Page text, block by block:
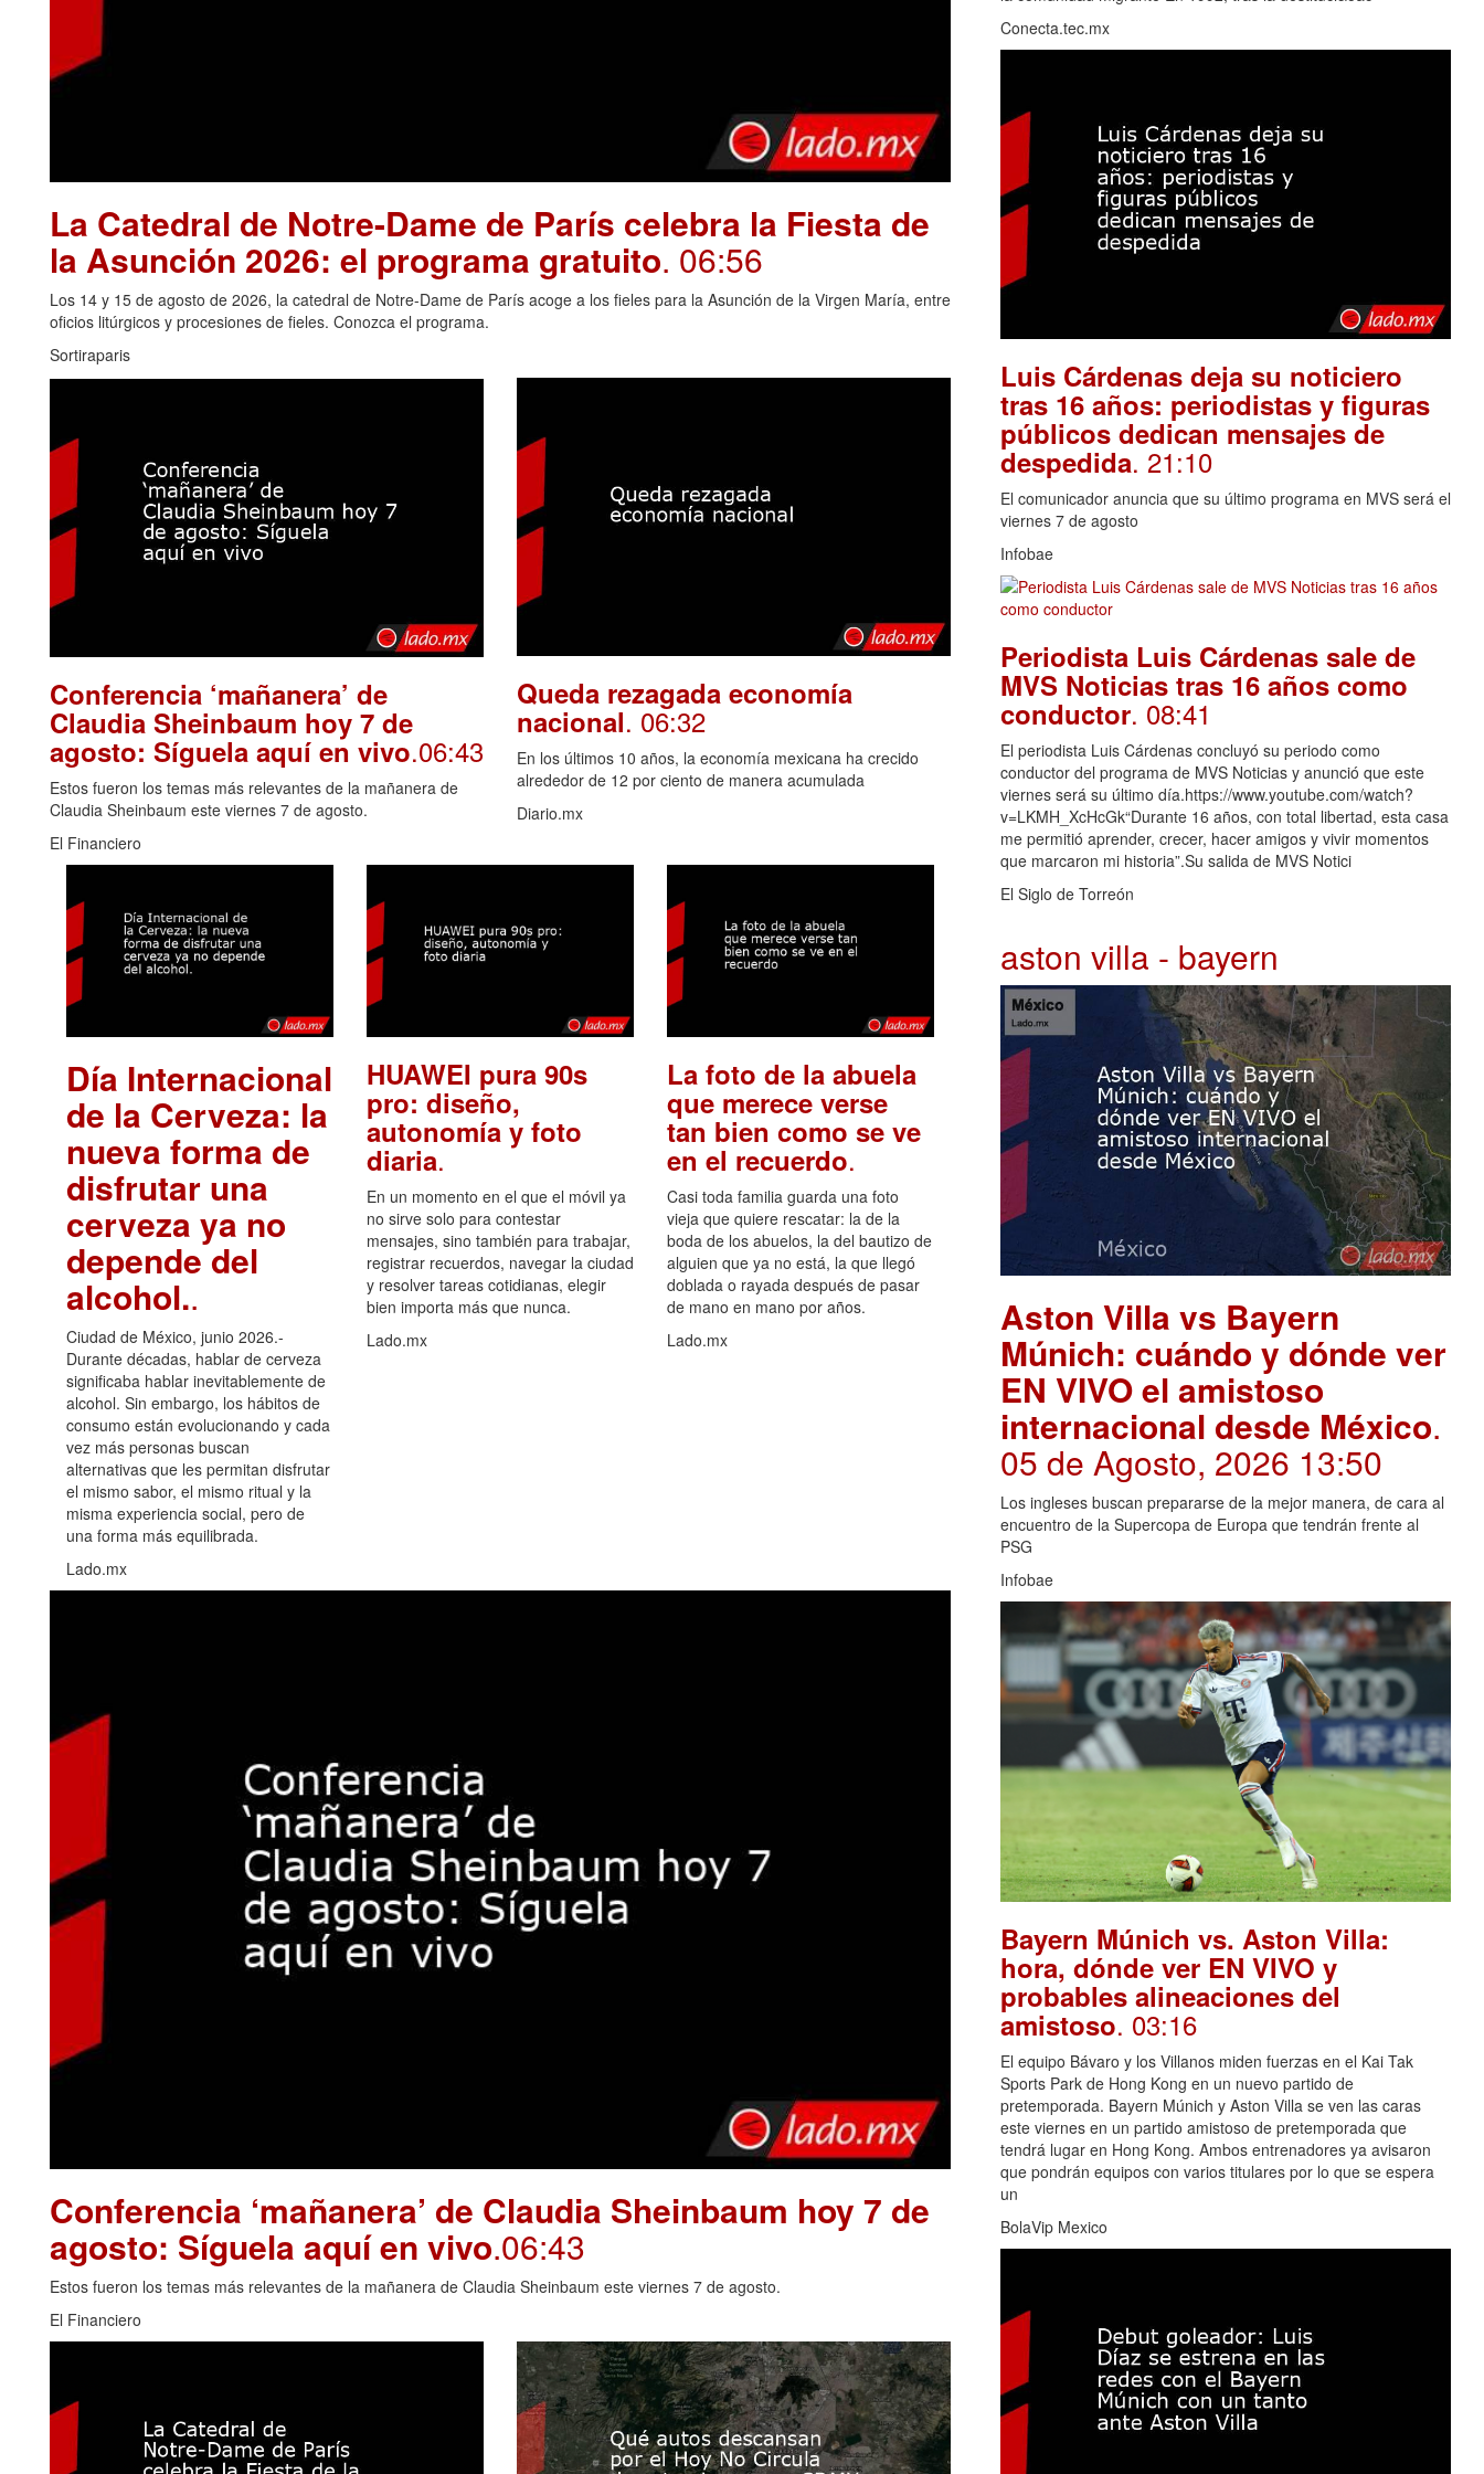
La Catedral de Notre-Dame de París celebra la Fiesta de
la Asunción 2026: el programa gratuito. 06:56
Los 14 y 15 de agosto de 2026, la catedral de Notre-Dame de París acoge a los fieles para la Asunción de la Virgen María, entre
oficios litúrgicos y procesiones de fieles. Conozca el programa.
Sortiraparis
Conferencia ‘mañanera’ de
Claudia Sheinbaum hoy 7 de
agosto: Síguela aquí en vivo.06:43
Estos fueron los temas más relevantes de la mañanera de
Claudia Sheinbaum este viernes 7 de agosto.
El Financiero
Queda rezagada economía
nacional. 06:32
En los últimos 10 años, la economía mexicana ha crecido
alrededor de 12 por ciento de manera acumulada
Diario.mx
Día Internacional
de la Cerveza: la
nueva forma de
disfrutar una
cerveza ya no
depende del
alcohol..
Ciudad de México, junio 2026.-
Durante décadas, hablar de cerveza
significaba hablar inevitablemente de
alcohol. Sin embargo, los hábitos de
consumo están evolucionando y cada
vez más personas buscan
alternativas que les permitan disfrutar
el mismo sabor, el mismo ritual y la
misma experiencia social, pero de
una forma más equilibrada.
Lado.mx
HUAWEI pura 90s
pro: diseño,
autonomía y foto
diaria.
En un momento en el que el móvil ya
no sirve solo para contestar
mensajes, sino también para trabajar,
registrar recuerdos, navegar la ciudad
y resolver tareas cotidianas, elegir
bien importa más que nunca.
Lado.mx
La foto de la abuela
que merece verse
tan bien como se ve
en el recuerdo.
Casi toda familia guarda una foto
vieja que quiere rescatar: la de la
boda de los abuelos, la del bautizo de
alguien que ya no está, la que llegó
doblada o rayada después de pasar
de mano en mano por años.
Lado.mx
Conferencia ‘mañanera’ de Claudia Sheinbaum hoy 7 de
agosto: Síguela aquí en vivo.06:43
Estos fueron los temas más relevantes de la mañanera de Claudia Sheinbaum este viernes 7 de agosto.
El Financiero
Conecta.tec.mx
Luis Cárdenas deja su noticiero
tras 16 años: periodistas y figuras
públicos dedican mensajes de
despedida. 21:10
El comunicador anuncia que su último programa en MVS será el
viernes 7 de agosto
Infobae
Periodista Luis Cárdenas sale de
MVS Noticias tras 16 años como
conductor. 08:41
El periodista Luis Cárdenas concluyó su periodo como
conductor del programa de MVS Noticias y anunció que este
viernes será su último día.https://www.youtube.com/watch?
v=LKMH_XcHcGk“Durante 16 años, con total libertad, esta casa
me permitió aprender, crecer, hacer amigos y vivir momentos
que marcaron mi historia”.Su salida de MVS Notici
El Siglo de Torreón
aston villa - bayern
Aston Villa vs Bayern
Múnich: cuándo y dónde ver
EN VIVO el amistoso
internacional desde México.
05 de Agosto, 2026 13:50
Los ingleses buscan prepararse de la mejor manera, de cara al
encuentro de la Supercopa de Europa que tendrán frente al
PSG
Infobae
Bayern Múnich vs. Aston Villa:
hora, dónde ver EN VIVO y
probables alineaciones del
amistoso. 03:16
El equipo Bávaro y los Villanos miden fuerzas en el Kai Tak
Sports Park de Hong Kong en un nuevo partido de
pretemporada. Bayern Múnich y Aston Villa se ven las caras
este viernes en un partido amistoso de pretemporada que
tendrá lugar en Hong Kong. Ambos entrenadores ya avisaron
que pondrán equipos con varios titulares por lo que se espera
un
BolaVip Mexico